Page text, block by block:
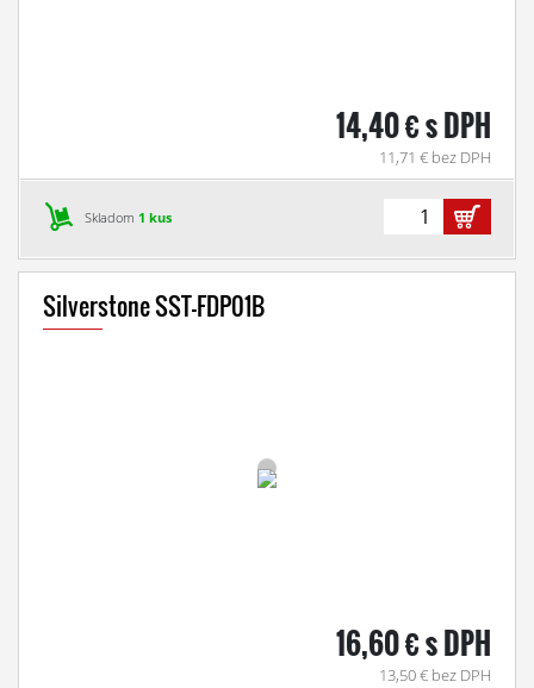
14,40 € s DPH
11,71 € bez DPH
Skladom 1 kus
Silverstone SST-FDP01B
16,60 € s DPH
13,50 € bez DPH